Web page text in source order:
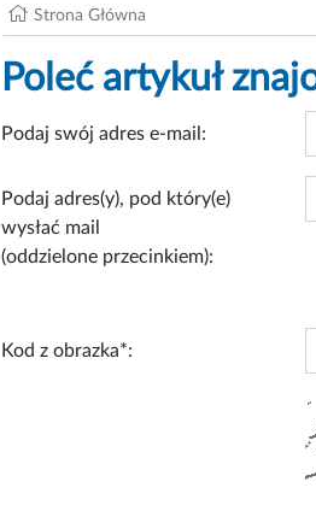
Strona Główna
Poleć artykuł
Podaj swój adres e-mail:
Podaj adres(y), pod który(e)
wysłać mail
(oddzielone przecinkiem):
Kod z obrazka*: